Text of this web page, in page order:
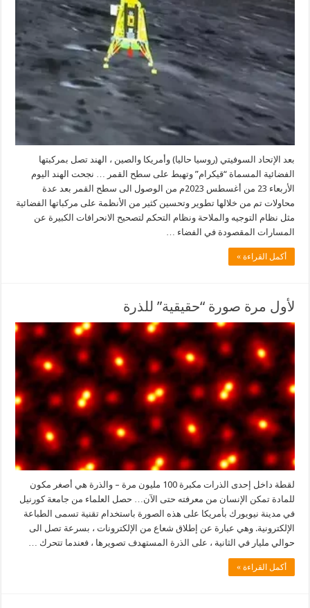
بعد الإتحاد السوفيتي (روسيا حاليا) وأمريكا والصين ، الهند تصل بمركبتها
الفضائية المسماة “قيكرام” وتهبط على سطح القمر … نجحت الهند اليوم
الأربعاء 23 من أغسطس 2023م من الوصول الى سطح القمر بعد عدة
محاولات تم من خلالها تطوير وتحسين كثير من الأنظمة على مركباتها الفضائية
مثل نظام التوجيه والملاحة ونظام التحكم لتصحيح الانحرافات الكبيرة عن
المسارات المقصودة في الفضاء …
أكمل القراءة »
لأول مرة صورة “حقيقية” للذرة
لقطة داخل إحدى الذرات مكبرة 100 مليون مرة – والذرة هي أصغر مكون
للمادة تمكن الإنسان من معرفته حتى الآن… حصل العلماء من جامعة كورنيل
في مدينة نيويورك بأمريكا على هذه الصورة باستخدام تقنية تسمى الطباعة
الإلكترونية. وهي عبارة عن إطلاق شعاع من الإلكترونات ، بسرعة تصل الى
حوالي مليار في الثانية ، على الذرة المستهدف تصويرها ، فعندما تتحرك …
أكمل القراءة »